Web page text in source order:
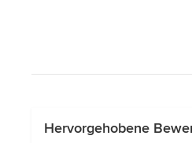
Hervorgehobene